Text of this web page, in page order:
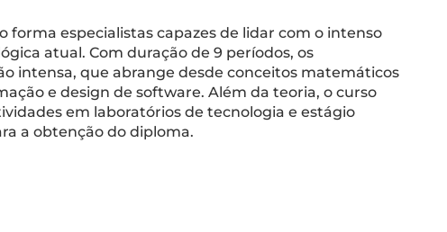
forma especialistas capazes de lidar com o intenso
atual. Com duração de 9 períodos, os
intensa, que abrange desde conceitos matemáticos
e design de software. Além da teoria, o curso
em laboratórios de tecnologia e estágio
a obtenção do diploma.